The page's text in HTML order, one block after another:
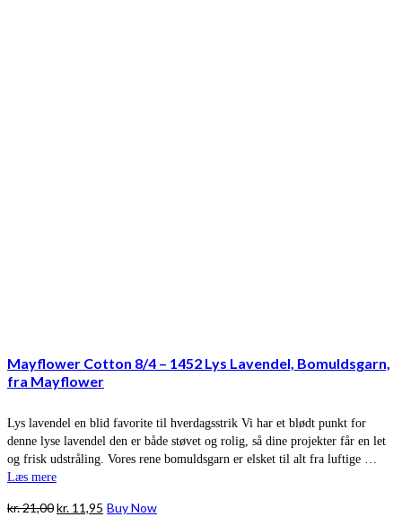
Mayflower Cotton 8/4 – 1452 Lys Lavendel, Bomuldsgarn,
fra Mayflower
Lys lavendel en blid favorite til hverdagsstrik Vi har et blødt punkt for
denne lyse lavendel den er både støvet og rolig, så dine projekter får en let
og frisk udstråling. Vores rene bomuldsgarn er elsket til alt fra luftige …
Læs mere
kr.21,00Den
kr. 11,95 Den
Buy Now